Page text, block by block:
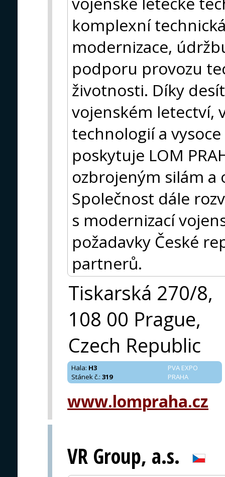
komplexní
modernizace,
podporu provozu
životnosti. Díky
vojenském letectví,
technologií a
poskytuje LOM
ozbrojeným silám
Společnost dále
s modernizací
požadavky České
partnerů.
Tiskarská 270/8,
108 00 Prague,
Czech Republic
PVA EXPO
PRAHA
Hala: H3
Stánek č.: 319
www.lompraha.cz
VR Group, a.s.